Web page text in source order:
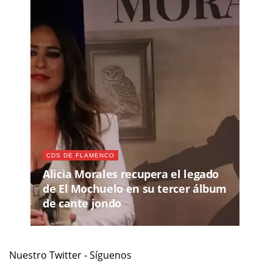
CDS DE FLAMENCO
Alicia Morales recupera el legado
de El Mochuelo en su tercer álbum
de cante jondo
Nuestro Twitter - Síguenos